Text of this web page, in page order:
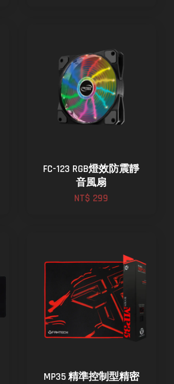
FC-123 RGB燈效防震靜
音風扇
NT$ 299
MP35 精準控制型精密